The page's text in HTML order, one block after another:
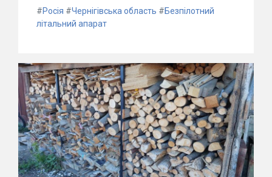
#Росія #Чернігівська область #Безпілотний
літальний апарат